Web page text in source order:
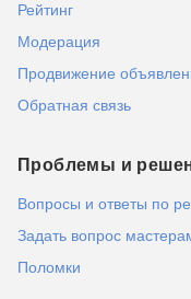
Рейтинг
Модерация
Продвижение
Обратная связь
Проблемы и
Вопросы и ответы по
Задать вопрос
Поломки